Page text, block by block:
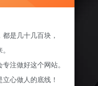
是几十几百块，
注做好这个网站。
心做人的底线！